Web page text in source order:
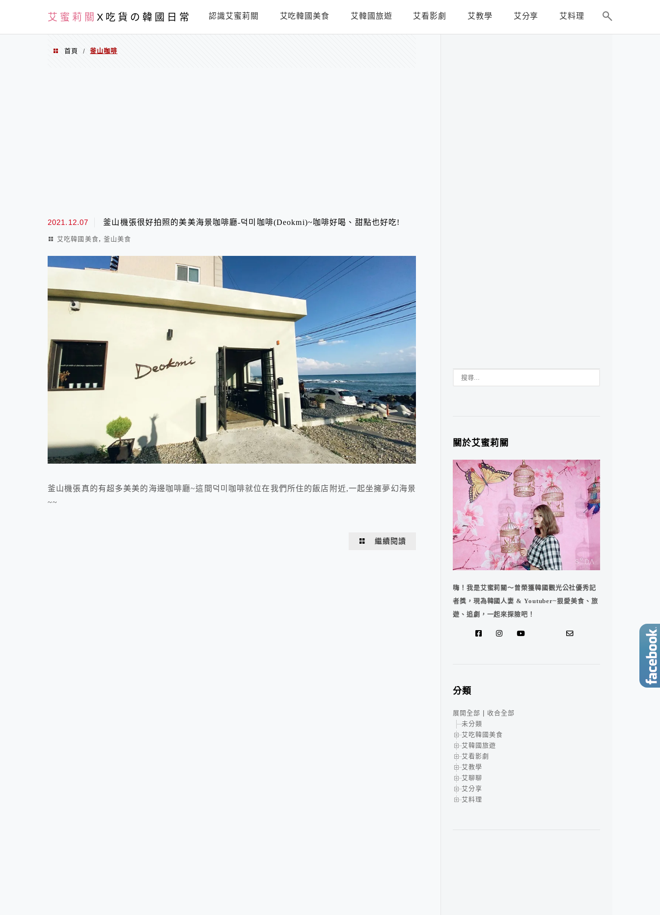
艾蜜莉關 X吃貨の韓國日常 認識艾蜜莉關 艾吃韓國美食 艾韓國旅遊 艾看影劇 艾教學 艾分享 艾料理
首頁 / 釜山咖啡
2021.12.07 釜山機張很好拍照的美美海景咖啡廳-덕미咖啡(Deokmi)~咖啡好喝、甜點也好吃!
艾吃韓國美食,釜山美食
釜山機張真的有超多美美的海邊咖啡廳~這間덕미咖啡就位在我們所住的飯店附近,一起坐擁夢幻海景
~~
繼續閱讀
關於艾蜜莉關
嗨！我是艾蜜莉關～曾榮獲韓國觀光公社優秀記
者獎，現為韓國人妻 & Youtuber~狠愛美食、旅
遊、追劇，一起來探險吧！
分類
展開全部
收合全部
未分類
艾吃韓國美食
艾韓國旅遊
艾看影劇
艾教學
艾聊聊
艾分享
艾料理